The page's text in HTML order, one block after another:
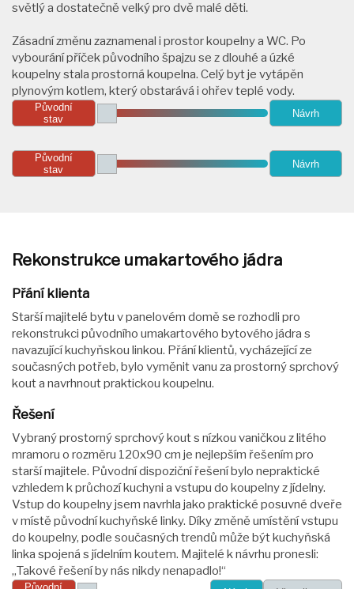
světlý a dostatečně velký pro dvě malé děti.
Zásadní změnu zaznamenal i prostor koupelny a WC. Po
vybourání příček původního špajzu se z dlouhé a úzké
koupelny stala prostorná koupelna. Celý byt je vytápěn
plynovým kotlem, který obstarává i ohřev teplé vody.
Původní
stav
Návrh
Původní
stav
Návrh
Rekonstrukce umakartového jádra
Přání klienta
Starší majitelé bytu v panelovém domě se rozhodli pro
rekonstrukci původního umakartového bytového jádra s
navazující kuchyňskou linkou. Přání klientů, vycházející ze
současných potřeb, bylo vyměnit vanu za prostorný sprchový
kout a navrhnout praktickou koupelnu.
Řešení
Vybraný prostorný sprchový kout s nízkou vaničkou z litého
mramoru o rozměru 120x90 cm je nejlepším řešením pro
starší majitele. Původní dispoziční řešení bylo nepraktické
vzhledem k průchozí kuchyni a vstupu do koupelny z jídelny.
Vstup do koupelny jsem navrhla jako praktické posuvné dveře
v místě původní kuchyňské linky. Díky změně umístění vstupu
do koupelny, podle současných trendů může být kuchyňská
linka spojená s jídelním koutem. Majitelé k návrhu pronesli:
„Takové řešení by nás nikdy nenapadlo!“